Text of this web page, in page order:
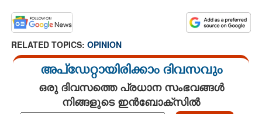
RELATED TOPICS: OPINION
അപ്ഡേറ്റായിരിക്കാം ദിവസവും
ഒരു ദിവസത്തെ പ്രധാന സംഭവങ്ങൾ
നിങ്ങളുടെ ഇൻബോക്സിൽ
Share this link